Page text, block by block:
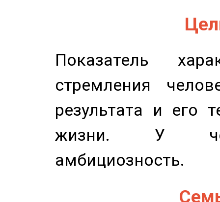
Показатель
стремления
результата и его
жизни. У
амбициозность.